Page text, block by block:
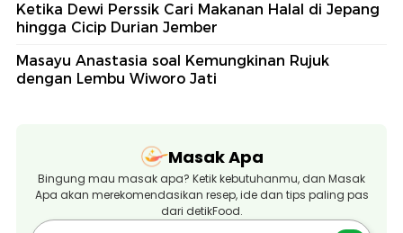
Ketika Dewi Perssik Cari Makanan Halal di Jepang
hingga Cicip Durian Jember
Masayu Anastasia soal Kemungkinan Rujuk
dengan Lembu Wiworo Jati
Masak Apa
Bingung mau masak apa? Ketik kebutuhanmu, dan Masak
Apa akan merekomendasikan resep, ide dan tips paling pas
dari detikFood.